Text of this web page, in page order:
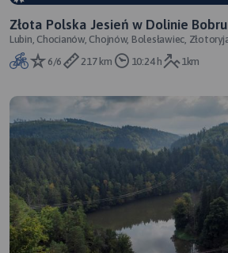
Złota Polska Jesień w Dolinie Bobru
Lubin, Chocianów, Chojnów, Bolesławiec, Złotoryja, Wleń, Pilchowice,
Świerzawa, Sędziszowa, Legnica
6/6
217 km 10:24 h 1km